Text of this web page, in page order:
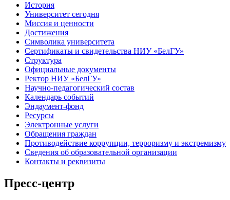
История
Университет сегодня
Миссия и ценности
Достижения
Символика университета
Сертификаты и свидетельства НИУ «БелГУ»
Структура
Официальные документы
Ректор НИУ «БелГУ»
Научно-педагогический состав
Календарь событий
Эндаумент-фонд
Ресурсы
Электронные услуги
Обращения граждан
Противодействие коррупции, терроризму и экстремизму
Сведения об образовательной организации
Контакты и реквизиты
Пресс-центр